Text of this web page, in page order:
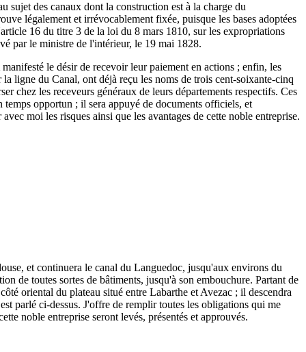
sujet des canaux dont la construction est à la charge du
légalement et irrévocablement fixée, puisque les bases adoptées
16 du titre 3 de la loi du 8 mars 1810, sur les expropriations
par le ministre de l'intérieur, le 19 mai 1828.
le désir de recevoir leur paiement en actions ; enfin, les
ligne du Canal, ont déjà reçu les noms de trois cent-soixante-cinq
chez les receveurs généraux de leurs départements respectifs. Ces
temps opportun ; il sera appuyé de documents officiels, et
moi les risques ainsi que les avantages de cette noble entreprise.
et continuera le canal du Languedoc, jusqu'aux environs du
de toutes sortes de bâtiments, jusqu'à son embouchure. Partant de
oriental du plateau situé entre Labarthe et Avezac ; il descendra
parlé ci-dessus. J'offre de remplir toutes les obligations qui me
noble entreprise seront levés, présentés et approuvés.